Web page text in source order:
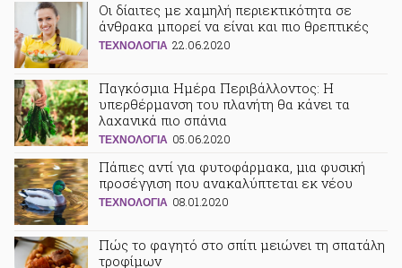
Οι δίαιτες με χαμηλή περιεκτικότητα σε
άνθρακα μπορεί να είναι και πιο θρεπτικές
ΤΕΧΝΟΛΟΓΙΑ 22.06.2020
Παγκόσμια Ημέρα Περιβάλλοντος: Η
υπερθέρμανση του πλανήτη θα κάνει τα
λαχανικά πιο σπάνια
ΤΕΧΝΟΛΟΓΙΑ 05.06.2020
Πάπιες αντί για φυτοφάρμακα, μια φυσική
προσέγγιση που ανακαλύπτεται εκ νέου
ΤΕΧΝΟΛΟΓΙΑ 08.01.2020
Πώς το φαγητό στο σπίτι μειώνει τη σπατάλη
τροφίμων